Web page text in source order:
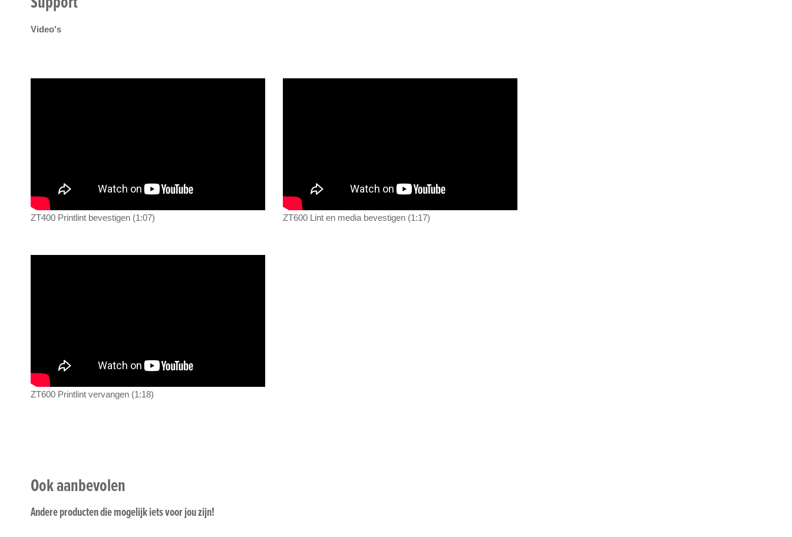
Video's
ZT400 Printlint bevestigen (1:07) ZT600 Lint en media bevestigen (1:17)
ZT600 Printlint vervangen (1:18)
Ook aanbevolen
Andere producten die mogelijk iets voor jou zijn!